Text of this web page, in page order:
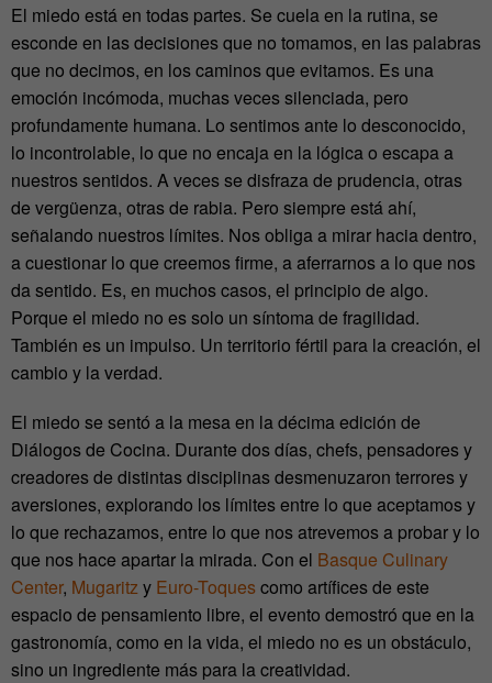
El miedo está en todas partes. Se cuela en la rutina, se
esconde en las decisiones que no tomamos, en las palabras
que no decimos, en los caminos que evitamos. Es una
emoción incómoda, muchas veces silenciada, pero
profundamente humana. Lo sentimos ante lo desconocido,
lo incontrolable, lo que no encaja en la lógica o escapa a
nuestros sentidos. A veces se disfraza de prudencia, otras
de vergüenza, otras de rabia. Pero siempre está ahí,
señalando nuestros límites. Nos obliga a mirar hacia dentro,
a cuestionar lo que creemos firme, a aferrarnos a lo que nos
da sentido. Es, en muchos casos, el principio de algo.
Porque el miedo no es solo un síntoma de fragilidad.
También es un impulso. Un territorio fértil para la creación, el
cambio y la verdad.
El miedo se sentó a la mesa en la décima edición de
Diálogos de Cocina. Durante dos días, chefs, pensadores y
creadores de distintas disciplinas desmenuzaron terrores y
aversiones, explorando los límites entre lo que aceptamos y
lo que rechazamos, entre lo que nos atrevemos a probar y lo
que nos hace apartar la mirada. Con el Basque Culinary
Center, Mugaritzy Euro-Toquescomo artífices de este
espacio de pensamiento libre, el evento demostró que en la
gastronomía, como en la vida, el miedo no es un obstáculo,
sino un ingrediente más para la creatividad.